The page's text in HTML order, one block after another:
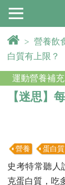
> 營養飲
白質有上限？
運動營養補充
【迷思】
營養 蛋白質
史考特常聽人
克蛋白質，吃